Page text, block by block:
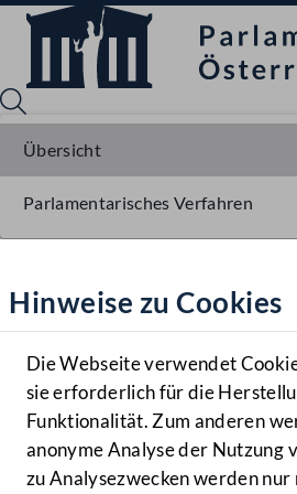
Hilfe
Benutzer
Navigationsmenü öffnen
MENÜ
Hinweise zu Cookies
Die Webseite verwendet
sie erforderlich für die
Funktionalität. Zum anderen
anonyme Analyse der Nutzung
zu Analysezwecken werden nur
Übersicht
Parlamentarisches Verfahren